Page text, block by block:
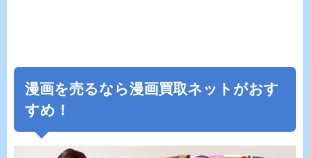
漫画を売るなら漫画買取ネットがおす
すめ！